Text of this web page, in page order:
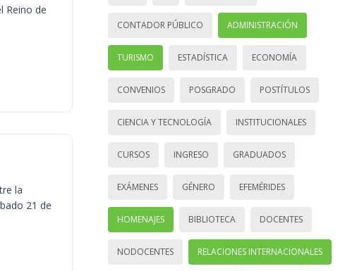
Reino de
la
21 de
CONTADOR PÚBLICO ADMINISTRACIÓN
TURISMO ESTADÍSTICA ECONOMÍA
CONVENIOS POSGRADO POSTÍTULOS
CIENCIA Y TECNOLOGÍA INSTITUCIONALES
CURSOS INGRESO GRADUADOS
EXÁMENES GÉNERO EFEMÉRIDES
HOMENAJES BIBLIOTECA DOCENTES
NODOCENTES RELACIONES INTERNACIONALES